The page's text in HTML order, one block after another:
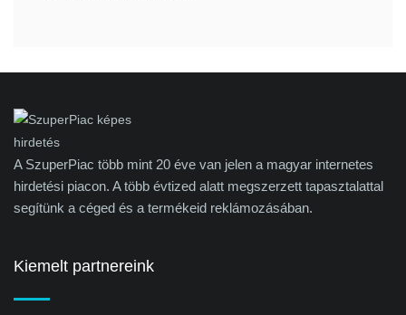
A SzuperPiac több mint 20 éve van jelen a magyar internetes
hirdetési piacon. A több évtized alatt megszerzett tapasztalattal
segítünk a céged és a termékeid reklámozásában.
Kiemelt partnereink